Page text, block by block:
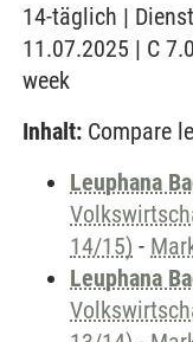
14-täglich |
11.07.2025 | C
week
Inhalt: Compare
Leuphana
14/15) -
Leuphana